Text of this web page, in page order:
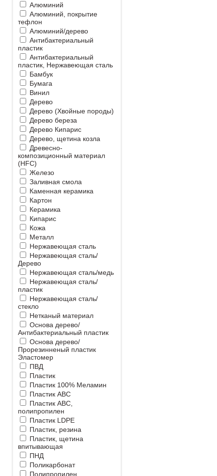
Алюминий
Алюминий, покрытие
тефлон
Алюминий/дерево
Антибактериальный
пластик
Антибактериальный
пластик, Нержавеющая сталь
Бамбук
Бумага
Винил
Дерево
Дерево (Хвойные породы)
Дерево береза
Дерево Кипарис
Дерево, щетина козла
Древесно-
композиционный материал
(HFC)
Железо
Заливная смола
Каменная керамика
Картон
Керамика
Кипарис
Кожа
Металл
Нержавеющая сталь
Нержавеющая сталь/
Дерево
Нержавеющая сталь/медь
Нержавеющая сталь/
пластик
Нержавеющая сталь/
стекло
Нетканый материал
Основа дерево/
Антибактериальный пластик
Основа дерево/
Прорезинненый пластик
Эластомер
ПВД
Пластик
Пластик 100% Меламин
Пластик ABC
Пластик ABC,
полипропилен
Пластик LDPE
Пластик, резина
Пластик, щетина
впитывающая
ПНД
Поликарбонат
Полипропилен